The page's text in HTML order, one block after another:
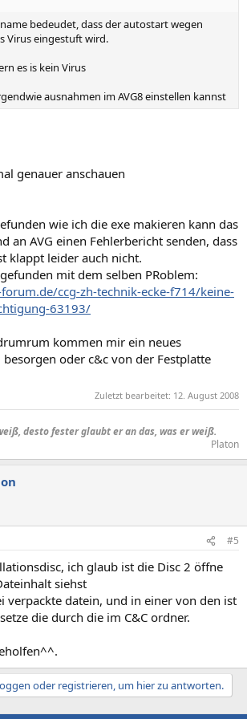
bedeudet, dass der autostart wegen
Virus eingestuft wird.
es is kein Virus
ausnahmen im AVG8 einstellen kannst
genauer anschauen
wie ich die exe makieren kann das
an AVG einen Fehlerbericht senden, dass
klappt leider auch nicht.
mit dem selben PRoblem:
ccg-zh-technik-ecke-f714/keine-
63193/
kommen mir ein neues
oder c&c von der Festplatte
Zuletzt bearbeitet: 12. August 2008
desto fester glaubt er an das, was er weiß.​
Platon​
#5
ich glaub ist die Disc 2 öffne
siehst
verpackte datein, und in einer von den ist
die durch die im C&C ordner.
oder registrieren, um hier zu antworten.